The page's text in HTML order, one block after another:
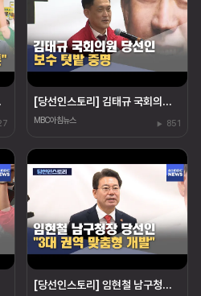
유" [당선인스토리] 김태규 국회의원 당선인‥"울산 발전"
MBC아침뉴스 851
[당선인스토리] 임현철 남구청장 당선인‥"권역 개발"